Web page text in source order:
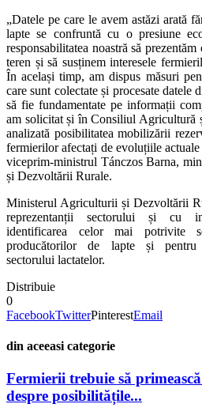
„Datele pe care le avem astăzi arată
lapte se confruntă cu o presiune
responsabilitatea noastră să
teren și să susținem interesele
În același timp, am dispus măsuri
care sunt colectate și procesate datele
să fie fundamentate pe informații
am solicitat și în Consiliul Agricultură
analizată posibilitatea mobilizării
fermierilor afectați de evoluțiile
viceprim-ministrul Tánczos Barna,
și Dezvoltării Rurale.
Ministerul Agriculturii și Dezvoltării
reprezentanții sectorului și cu
identificarea celor mai potrivite
producătorilor de lapte și pentru
sectorului lactatelor.
Distribuie
0
FacebookTwitterPinterestEmail
din aceeasi categorie
Fermierii trebuie să
despre posibilitățile...